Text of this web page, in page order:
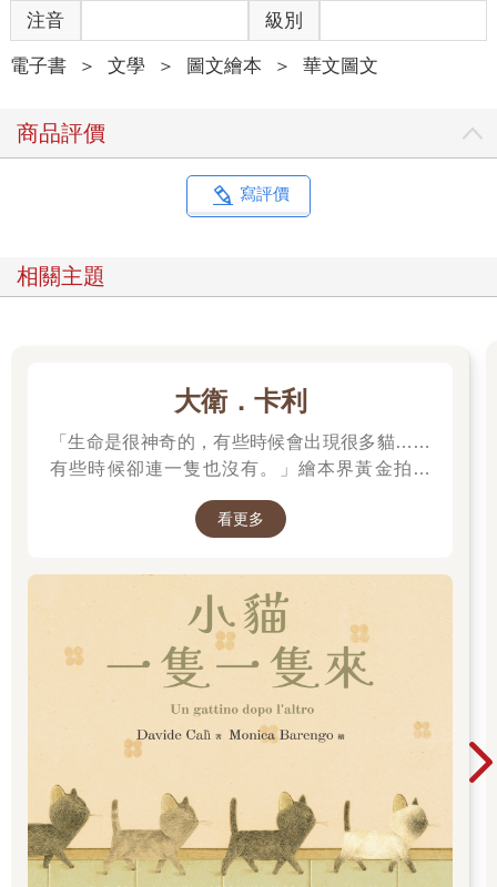
注音 級別
電子書 ＞ 文學 ＞ 圖文繪本 ＞ 華文圖文
商品評價
寫評價
相關主題
大衛．卡利
「生命是很神奇的，有些時候會出現很多貓……
有些時候卻連一隻也沒有。」繪本界黃金拍檔
作！繼《作家和他的狗》後，再次聯手打造動人
看更多